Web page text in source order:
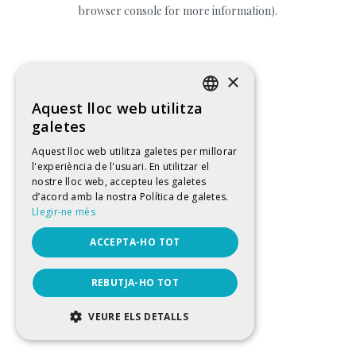
browser console for more information).
ENGLISH
FRENCH
×
Aquest lloc web utilitza
galetes
Aquest lloc web utilitza galetes per millorar
l'experiència de l'usuari. En utilitzar el
nostre lloc web, accepteu les galetes
d’acord amb la nostra Política de galetes.
Llegir-ne més
ACCEPTA-HO TOT
REBUTJA-HO TOT
VEURE ELS DETALLS
ESTRICTAMENT NECESSÀRIES